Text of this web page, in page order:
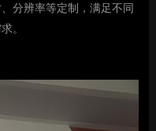
分辨率等定制，满足不同
。